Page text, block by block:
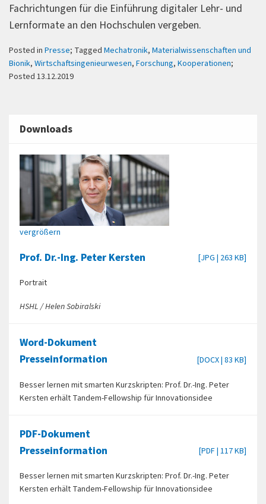
Fachrichtungen für die Einführung digitaler Lehr- und
Lernformate an den Hochschulen vergeben.
Posted in Presse; Tagged Mechatronik, Materialwissenschaften und
Bionik, Wirtschaftsingenieurwesen, Forschung, Kooperationen;
Posted 13.12.2019
Downloads
vergrößern
Prof. Dr.-Ing. Peter Kersten [JPG | 263 KB]
Portrait
HSHL / Helen Sobiralski
Word-Dokument
Presseinformation
[DOCX | 83 KB]
Besser lernen mit smarten Kurzskripten: Prof. Dr.-Ing. Peter
Kersten erhält Tandem-Fellowship für Innovationsidee
PDF-Dokument
Presseinformation
[PDF | 117 KB]
Besser lernen mit smarten Kurzskripten: Prof. Dr.-Ing. Peter
Kersten erhält Tandem-Fellowship für Innovationsidee